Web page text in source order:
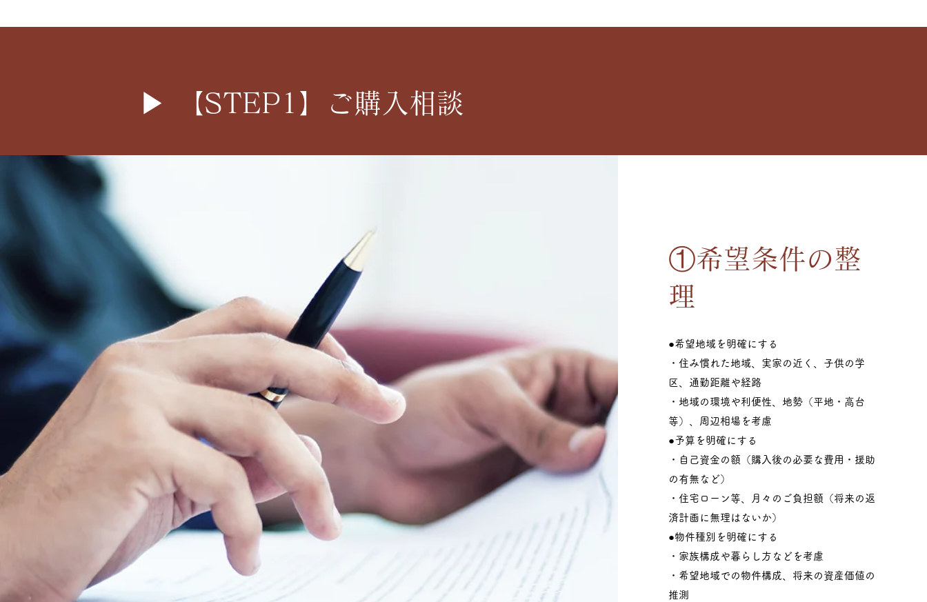
▶︎ 【STEP1】ご購入相談
①希望条件の整
理
●希望地域を明確にする
・住み慣れた地域、実家の近く、子供の学
区、通勤距離や経路
・地域の環境や利便性、地勢（平地・高台
等）、周辺相場を考慮
●予算を明確にする
・自己資金の額（購入後の必要な費用・援助
の有無など）
・住宅ローン等、月々のご負担額（将来の返
済計画に無理はないか）
●物件種別を明確にする
・家族構成や暮らし方などを考慮
・希望地域での物件構成、将来の資産価値の
推測